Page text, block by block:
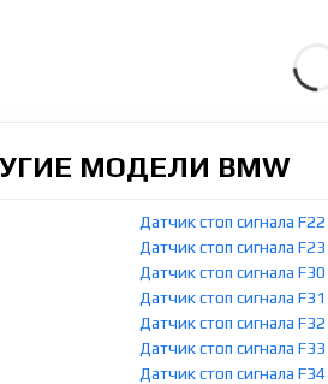
МОДЕЛИ BMW
Датчик стоп сигнала F22
Датчик стоп сигнала F23
Датчик стоп сигнала F30
Датчик стоп сигнала F31
Датчик стоп сигнала F32
Датчик стоп сигнала F33
Датчик стоп сигнала F34